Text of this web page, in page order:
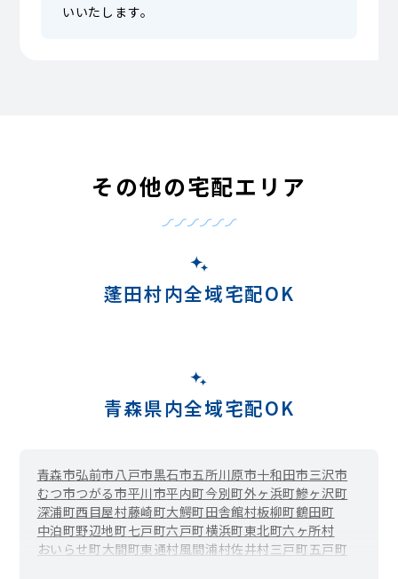
いいたします。
その他の宅配エリア
蓬田村内全域宅配OK
青森県内全域宅配OK
青森市弘前市 八戸市黒石市五所川原市十和田市三沢市
むつ市つがる市平川市平内町今別町外ヶ浜町鰺ヶ沢町
深浦町西目屋村藤崎町大鰐町田舎館村板柳町鶴田町
中泊町野辺地町七戸町六戸町横浜町東北町六ヶ所村
おいらせ町大間町東通村風間浦村佐井村三戸町五戸町